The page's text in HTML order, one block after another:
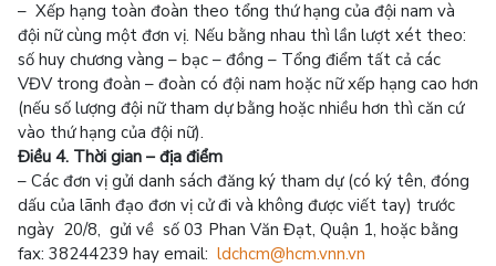
– Xếp hạng toàn đoàn theo tổng thứ hạng của đội nam và
đội nữ cùng một đơn vị. Nếu bằng nhau thì lần lượt xét theo:
số huy chương vàng – bạc – đồng – Tổng điểm tất cả các
VĐV trong đoàn – đoàn có đội nam hoặc nữ xếp hạng cao hơn
(nếu số lượng đội nữ tham dự bằng hoặc nhiều hơn thì căn cứ
vào thứ hạng của đội nữ).
Điều 4. Thời gian – địa điểm
– Các đơn vị gửi danh sách đăng ký tham dự (có ký tên, đóng
dấu của lãnh đạo đơn vị cử đi và không được viết tay) trước
ngày 20/8, gửi về số 03 Phan Văn Đạt, Quận 1, hoặc bằng
fax: 38244239 hay email: ldchcm@hcm.vnn.vn